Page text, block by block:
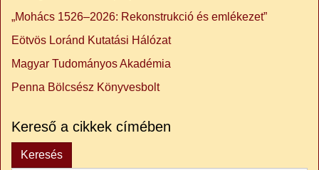
„Mohács 1526–2026: Rekonstrukció és emlékezet”
Eötvös Loránd Kutatási Hálózat
Magyar Tudományos Akadémia
Penna Bölcsész Könyvesbolt
Kereső a cikkek címében
Keresés